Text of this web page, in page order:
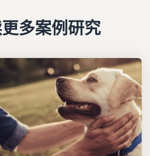
多案例研究